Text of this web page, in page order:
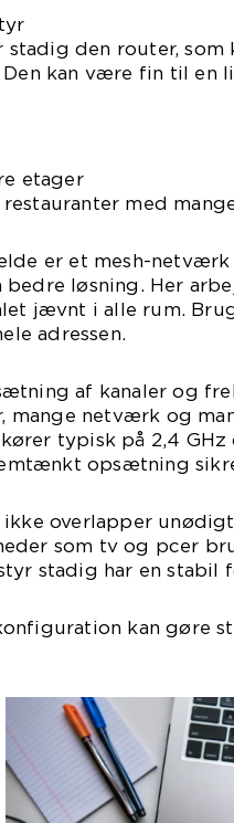
stadig den router,
Den kan være fin til
etager
med
er et mesh-
løsning. Her
jævnt i alle rum.
adressen.
af kanaler og
mange netværk og
typisk på 2,4 GHz
opsætning
ikke overlapper
som tv og pcer
stadig har en stabil
kan gøre